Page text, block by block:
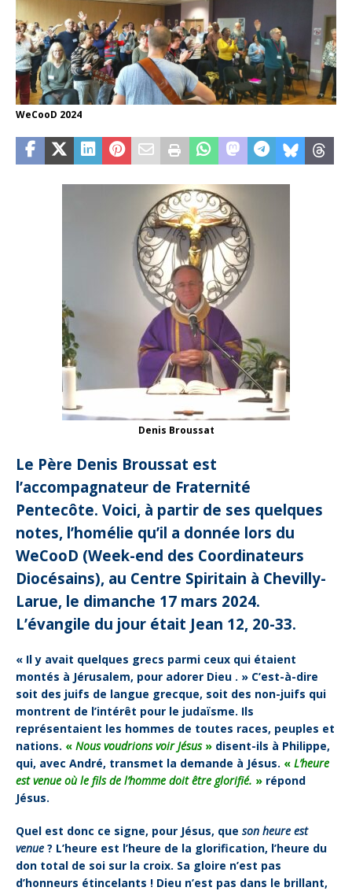
WeCooD 2024
Denis Broussat
Le Père Denis Broussat est
l’accompagnateur de Fraternité
Pentecôte. Voici, à partir de ses quelques
notes, l’homélie qu’il a donnée lors du
WeCooD (Week-end des Coordinateurs
Diocésains), au Centre Spiritain à Chevilly-
Larue, le dimanche 17 mars 2024.
L’évangile du jour était Jean 12, 20-33.
« Il y avait quelques grecs parmi ceux qui étaient
montés à Jérusalem, pour adorer Dieu . » C’est-à-dire
soit des juifs de langue grecque, soit des non-juifs qui
montrent de l’intérêt pour le judaïsme. Ils
représentaient les hommes de toutes races, peuples et
nations. « Nous voudrions voir Jésus» disent-ils à Philippe,
qui, avec André, transmet la demande à Jésus. « L’heure
est venue où le fils de l’homme doit être glorifié. » répond
Jésus.
Quel est donc ce signe, pour Jésus, que son heure est
venue ? L’heure est l’heure de la glorification, l’heure du
don total de soi sur la croix. Sa gloire n’est pas
d’honneurs étincelants ! Dieu n’est pas dans le brillant,